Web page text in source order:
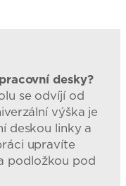
desky?
se odvíjí od
výška je
deskou linky a
upravíte
podložkou pod